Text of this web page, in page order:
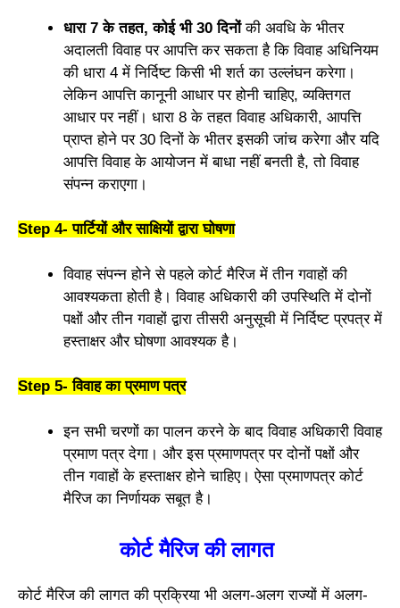
धारा 7 के तहत, कोई भी 30 दिनोंकी अवधि के भीतर
अदालती विवाह पर आपत्ति कर सकता है कि विवाह अधिनियम
की धारा 4 में निर्दिष्ट किसी भी शर्त का उल्लंघन करेगा।
लेकिन आपत्ति कानूनी आधार पर होनी चाहिए, व्यक्तिगत
आधार पर नहीं। धारा 8 के तहत विवाह अधिकारी, आपत्ति
प्राप्त होने पर 30 दिनों के भीतर इसकी जांच करेगा और यदि
आपत्ति विवाह के आयोजन में बाधा नहीं बनती है, तो विवाह
संपन्न कराएगा।
Step 4- पार्टियों और साक्षियों द्वारा घोषणा
विवाह संपन्न होने से पहले कोर्ट मैरिज में तीन गवाहों की
आवश्यकता होती है। विवाह अधिकारी की उपस्थिति में दोनों
पक्षों और तीन गवाहों द्वारा तीसरी अनुसूची में निर्दिष्ट प्रपत्र में
हस्ताक्षर और घोषणा आवश्यक है।
Step 5- विवाह का प्रमाण पत्र
इन सभी चरणों का पालन करने के बाद विवाह अधिकारी विवाह
प्रमाण पत्र देगा। और इस प्रमाणपत्र पर दोनों पक्षों और
तीन गवाहों के हस्ताक्षर होने चाहिए। ऐसा प्रमाणपत्र कोर्ट
मैरिज का निर्णायक सबूत है।
कोर्ट मैरिज की लागत
कोर्ट मैरिज की लागत की प्रक्रिया भी अलग-अलग राज्यों में अलग-